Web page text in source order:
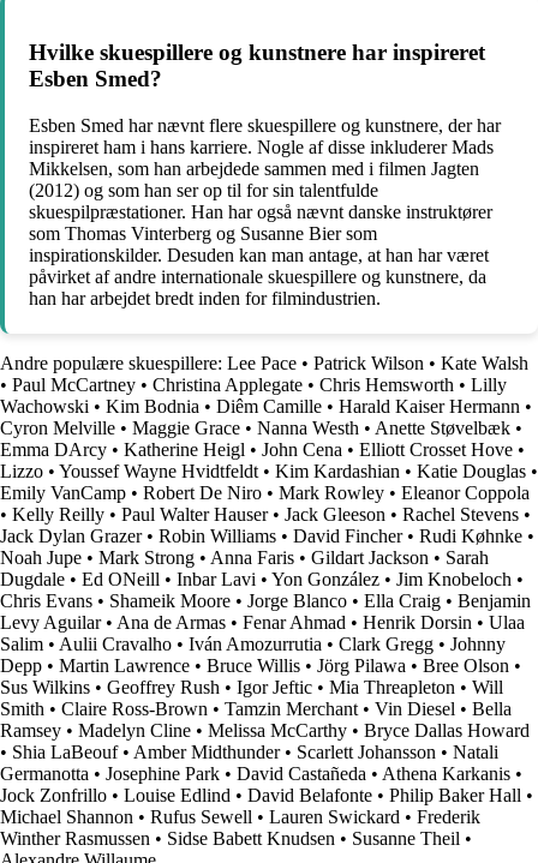
Hvilke skuespillere og kunstnere har inspireret
Esben Smed?
Esben Smed har nævnt flere skuespillere og kunstnere, der har
inspireret ham i hans karriere. Nogle af disse inkluderer Mads
Mikkelsen, som han arbejdede sammen med i filmen Jagten
(2012) og som han ser op til for sin talentfulde
skuespilpræstationer. Han har også nævnt danske instruktører
som Thomas Vinterberg og Susanne Bier som
inspirationskilder. Desuden kan man antage, at han har været
påvirket af andre internationale skuespillere og kunstnere, da
han har arbejdet bredt inden for filmindustrien.
Andre populære skuespillere: Lee Pace • Patrick Wilson • Kate Walsh
• Paul McCartney • Christina Applegate • Chris Hemsworth • Lilly
Wachowski • Kim Bodnia • Diêm Camille • Harald Kaiser Hermann •
Cyron Melville • Maggie Grace • Nanna Westh • Anette Støvelbæk •
Emma DArcy • Katherine Heigl • John Cena • Elliott Crosset Hove •
Lizzo • Youssef Wayne Hvidtfeldt • Kim Kardashian • Katie Douglas •
Emily VanCamp • Robert De Niro • Mark Rowley • Eleanor Coppola
• Kelly Reilly • Paul Walter Hauser• Jack Gleeson • Rachel Stevens •
Jack Dylan Grazer• Robin Williams • David Fincher• Rudi Køhnke •
Noah Jupe • Mark Strong • Anna Faris • Gildart Jackson • Sarah
Dugdale • Ed ONeill • Inbar Lavi • Yon González • Jim Knobeloch •
Chris Evans • Shameik Moore • Jorge Blanco • Ella Craig • Benjamin
Levy Aguilar• Ana de Armas • Fenar Ahmad • Henrik Dorsin • Ulaa
Salim • Aulii Cravalho • Iván Amozurrutia • Clark Gregg • Johnny
Depp • Martin Lawrence • Bruce Willis • Jörg Pilawa • Bree Olson •
Sus Wilkins • Geoffrey Rush • Igor Jeftic • Mia Threapleton • Will
Smith • Claire Ross-Brown • Tamzin Merchant • Vin Diesel • Bella
Ramsey • Madelyn Cline • Melissa McCarthy • Bryce Dallas Howard
• Shia LaBeouf• Amber Midthunder• Scarlett Johansson • Natali
Germanotta • Josephine Park • David Castañeda • Athena Karkanis •
Jock Zonfrillo • Louise Edlind • David Belafonte • Philip Baker Hall •
Michael Shannon • Rufus Sewell • Lauren Swickard • Frederik
Winther Rasmussen • Sidse Babett Knudsen • Susanne Theil •